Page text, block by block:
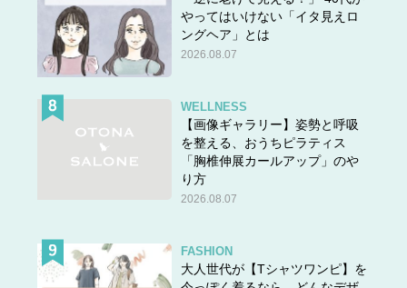
やってはいけない「イタ見えロ
ングヘア」とは
2026.08.07
WELLNESS
【画像ギャラリー】姿勢と呼吸
を整える、おうちピラティス
「胸椎伸展カールアップ」のや
り方
2026.08.07
FASHION
大人世代が【Tシャツワンピ】を